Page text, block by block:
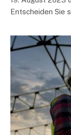
Entscheiden Sie